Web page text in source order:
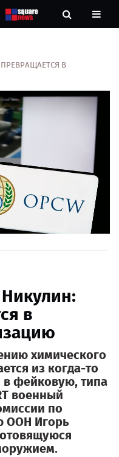
В
в
химического
из когда-то
фейковую, типа
военный
по
ООН Игорь